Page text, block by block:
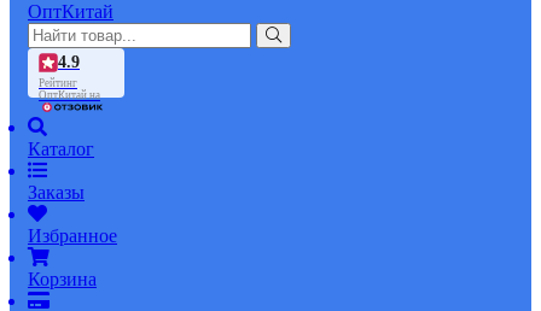
ОптКитай
4.9
Рейтинг
ОптКитай на
Каталог
Заказы
Избранное
Корзина